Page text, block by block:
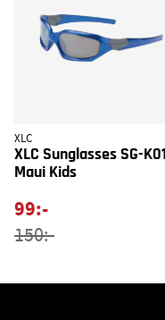
XLC
XLC Sunglasses SG-K01
Maui Kids
99:-
150:-